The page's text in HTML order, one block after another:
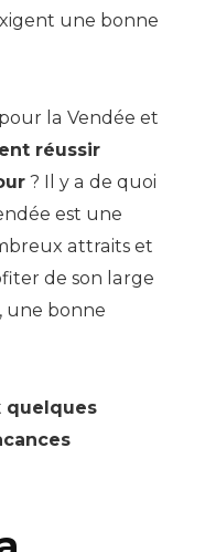
une bonne
la Vendée et
réussir
? Il y a de quoi
est une
attraits et
de son large
une bonne
quelques